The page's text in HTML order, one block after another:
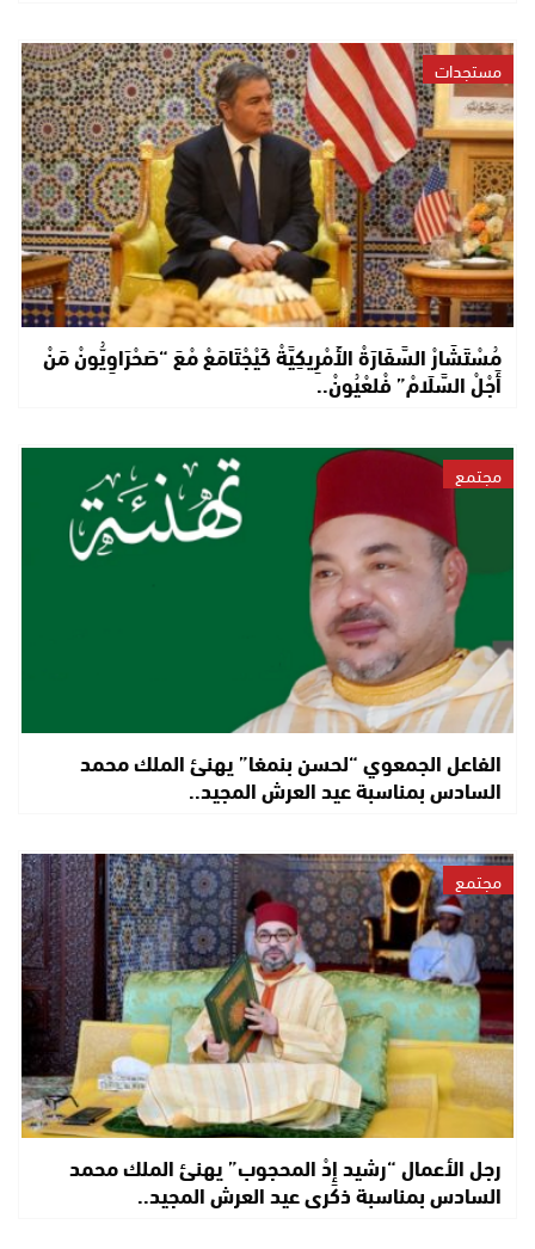
مستجدات
مُسْتَشَارْ السَّفَارَةْ الأَمْرِيكِيَّةْ كَيْجْتَامَعْ مْعَ “صَحْرَاوِيُّونْ مَنْ
أَجْلْ السَّلَامْ” فْلعْيُونْ..
مجتمع
الفاعل الجمعوي “لحسن بنمغا” يهنئ الملك محمد
السادس بمناسبة عيد العرش المجيد..
مجتمع
رجل الأعمال “رشيد إِدْ المحجوب” يهنئ الملك محمد
السادس بمناسبة ذكرى عيد العرش المجيد..